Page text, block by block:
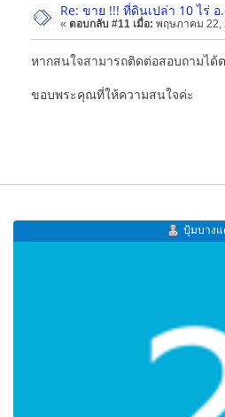
Re: ขาย !!! ที่ดินเปล่า 10 ไร่
« ตอบกลับ #11 เมื่อ: พฤษภาคม 22,
หากสนใจสามารถติดต่อสอบถามได้
ขอบพระคุณที่ให้ความสนใจค่ะ
ปุ้มบาง